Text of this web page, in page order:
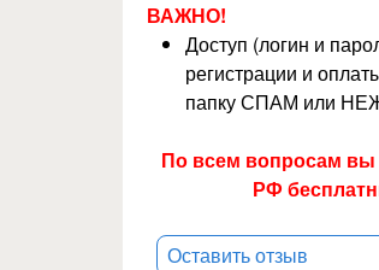
ВАЖНО!
Доступ (логин и
регистрации и
папку СПАМ или
По всем вопросам вы
РФ
Оставить отзыв